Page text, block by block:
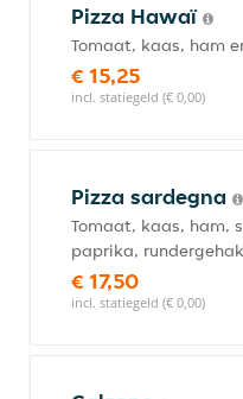
Pizza Hawaï
Tomaat, kaas, ham
€ 15,25
incl. statiegeld (€ 0,00)
Pizza sardegna
Tomaat, kaas, ham,
paprika,
€ 17,50
incl. statiegeld (€ 0,00)